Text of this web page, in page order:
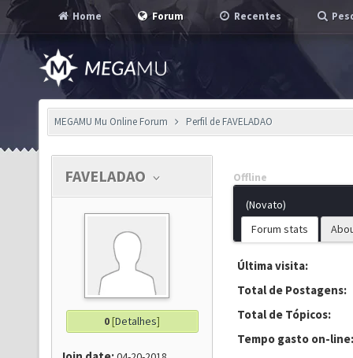
Home Forum Recentes
MEGAMU Mu Online Forum Perfil de FAVELADAO
FAVELADAO
0[Detalhes]
Offline
(Novato)
Forum stats
Última visita:
Total de Postagens:
Total de Tópicos:
Tempo gasto on-line: